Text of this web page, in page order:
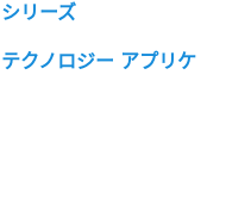
リーズ
クノロジー アプリケ